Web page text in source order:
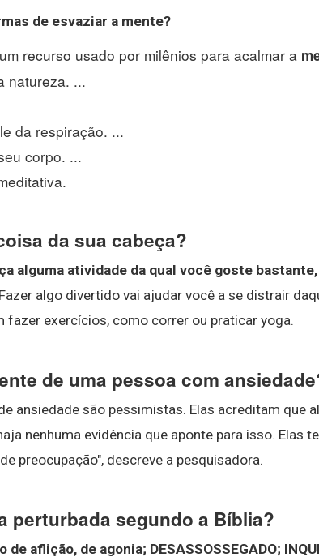
de esvaziar a mente?
recurso usado por milênios para acalmar a
natureza. ...
da respiração. ...
corpo. ...
da sua cabeça?
alguma atividade da qual você goste
algo divertido vai ajudar você a se distrair
fazer exercícios, como correr ou praticar yoga.
de uma pessoa com
ansiedade são pessimistas. Elas acreditam que
nenhuma evidência que aponte para isso. Elas
preocupação", descreve a pesquisadora.
perturbada segundo a Bíblia?
aflição, de agonia; DESASSOSSEGADO;